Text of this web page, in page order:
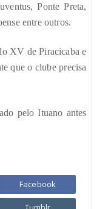
Ponte Preta,
entre outros.
XV de Piracicaba e
que o clube precisa
pelo Ituano antes
Facebook